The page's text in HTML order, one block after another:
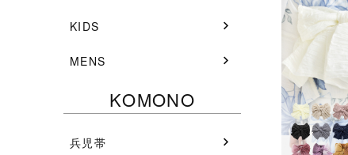
KIDS
MENS
KOMONO
兵児帯